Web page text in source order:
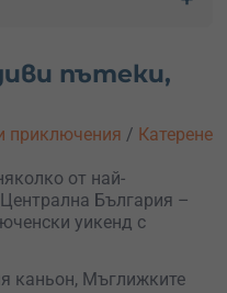
пътеки,
приключения / Катерене
от най-
България –
уикенд с
каньон, Мъглижките